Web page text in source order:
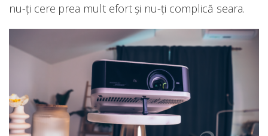
nu-ți cere prea mult efort și nu-ți complică seara.